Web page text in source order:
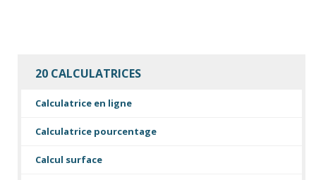
20 CALCULATRICES
Calculatrice en ligne
Calculatrice pourcentage
Calcul surface